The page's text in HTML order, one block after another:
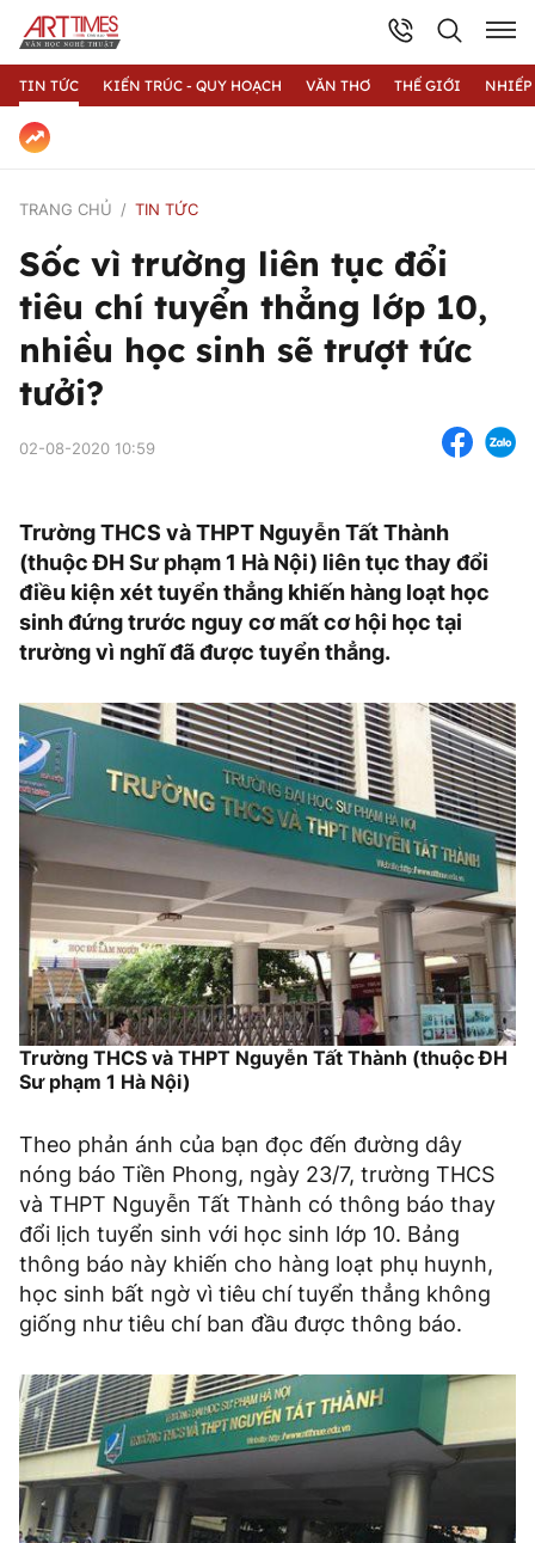
TIN TỨC KIẾN TRÚC - QUY HOẠCH VĂN THƠ THẾ GIỚI
TRANG CHỦ TIN TỨC
Sốc vì trường liên tục đổi
tiêu chí tuyển thẳng lớp 10,
nhiều học sinh sẽ trượt tức
tưởi?
02-08-2020 10:59
Trường THCS và THPT Nguyễn Tất Thành
(thuộc ĐH Sư phạm 1 Hà Nội) liên tục thay đổi
điều kiện xét tuyển thẳng khiến hàng loạt học
sinh đứng trước nguy cơ mất cơ hội học tại
trường vì nghĩ đã được tuyển thẳng.
Trường THCS và THPT Nguyễn Tất Thành (thuộc ĐH
Sư phạm 1 Hà Nội)
Theo phản ánh của bạn đọc đến đường dây
nóng báo Tiền Phong, ngày 23/7, trường THCS
và THPT Nguyễn Tất Thành có thông báo thay
đổi lịch tuyển sinh với học sinh lớp 10. Bảng
thông báo này khiến cho hàng loạt phụ huynh,
học sinh bất ngờ vì tiêu chí tuyển thẳng không
giống như tiêu chí ban đầu được thông báo.